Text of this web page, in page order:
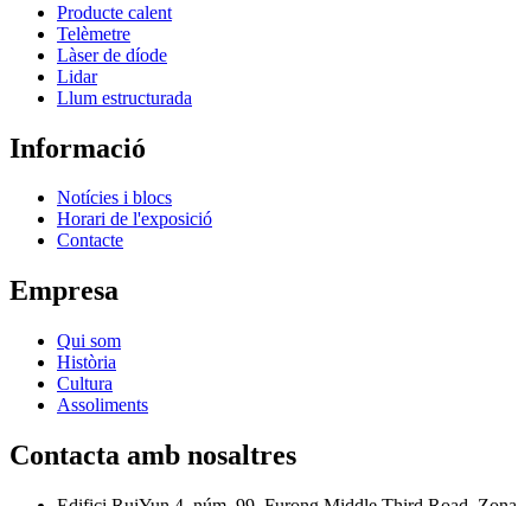
Producte calent
Telèmetre
Làser de díode
Lidar
Llum estructurada
Informació
Notícies i blocs
Horari de l'exposició
Contacte
Empresa
Qui som
Història
Cultura
Assoliments
Contacta amb nosaltres